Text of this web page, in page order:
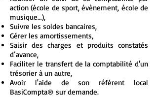
action (école de sport, évènement, école de
musique…),
Suivre les soldes bancaires,
Gérer les amortissements,
Saisir des charges et produits constatés
d’avance,
Faciliter le transfert de la comptabilité d'un
trésorier à un autre,
Avoir l'aide de son référent local
BasiCompta® sur demande.